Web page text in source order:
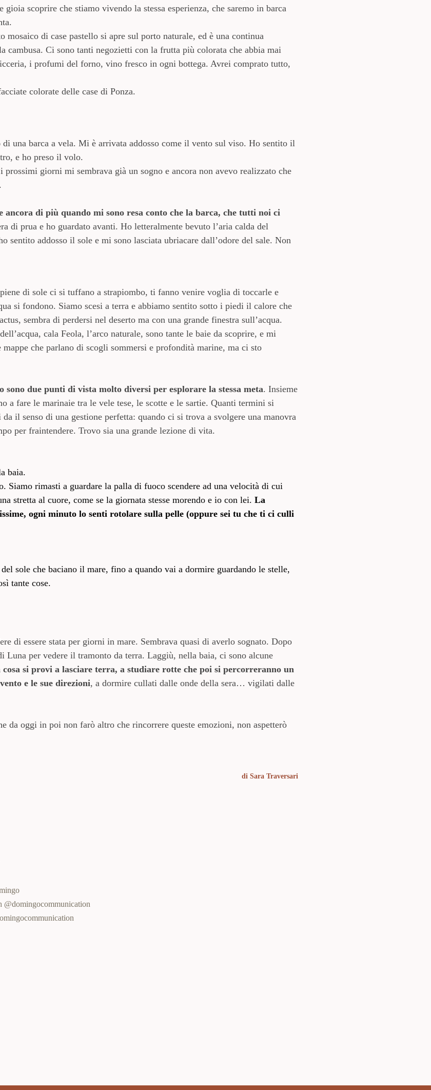
scoprire che stiamo vivendo la stessa esperienza, che saremo in barca
di case pastello si apre sul porto naturale, ed è una continua
cambusa. Ci sono tanti negozietti con la frutta più colorata che abbia mai
i profumi del forno, vino fresco in ogni bottega. Avrei comprato tutto,
colorate delle case di Ponza.
una barca a vela. Mi è arrivata addosso come il vento sul viso. Ho sentito il
e ho preso il volo.
giorni mi sembrava già un sogno e ancora non avevo realizzato che
di più quando mi sono resa conto che la barca, che tutti noi ci
di prua e ho guardato avanti. Ho letteralmente bevuto l’aria calda del
sentito addosso il sole e mi sono lasciata ubriacare dall’odore del sale. Non
di sole ci si tuffano a strapiombo, ti fanno venire voglia di toccarle e
si fondono. Siamo scesi a terra e abbiamo sentito sotto i piedi il calore che
sembra di perdersi nel deserto ma con una grande finestra sull’acqua.
cala Feola, l’arco naturale, sono tante le baie da scoprire, e mi
che parlano di scogli sommersi e profondità marine, ma ci sto
due punti di vista molto diversi per esplorare la stessa meta. Insieme
a fare le marinaie tra le vele tese, le scotte e le sartie. Quanti termini si
il senso di una gestione perfetta: quando ci si trova a svolgere una manovra
per fraintendere. Trovo sia una grande lezione di vita.
baia.
rimasti a guardare la palla di fuoco scendere ad una velocità di cui
stretta al cuore, come se la giornata stesse morendo e io con lei. La
ogni minuto lo senti rotolare sulla pelle (oppure sei tu che ti ci culli
sole che baciano il mare, fino a quando vai a dormire guardando le stelle,
tante cose.
di essere stata per giorni in mare. Sembrava quasi di averlo sognato. Dopo
per vedere il tramonto da terra. Laggiù, nella baia, ci sono alcune
cosa si provi a lasciare terra, a studiare rotte che poi si percorreranno un
e le sue direzioni, a dormire cullati dalle onde della sera… vigilati dalle
da oggi in poi non farò altro che rincorrere queste emozioni, non aspetterò
di Sara Traversari
@domingocommunication